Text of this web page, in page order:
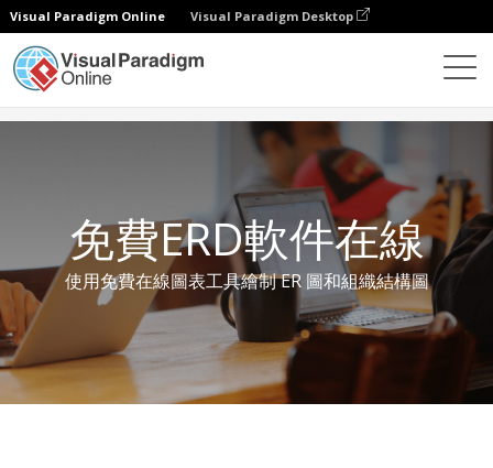
Visual Paradigm Online Visual Paradigm Desktop
免費ERD軟件在線
使用免費在線圖表工具繪制 ER 圖和組織結構圖